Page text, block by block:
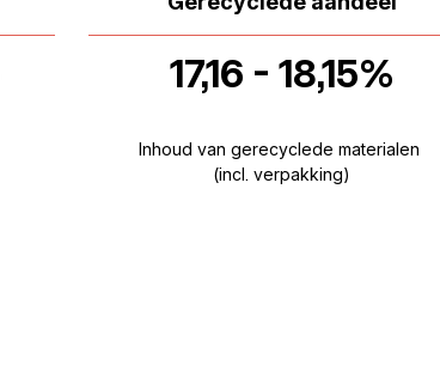
17,16 - 18,15%
Inhoud van gerecyclede materialen
(incl. verpakking)